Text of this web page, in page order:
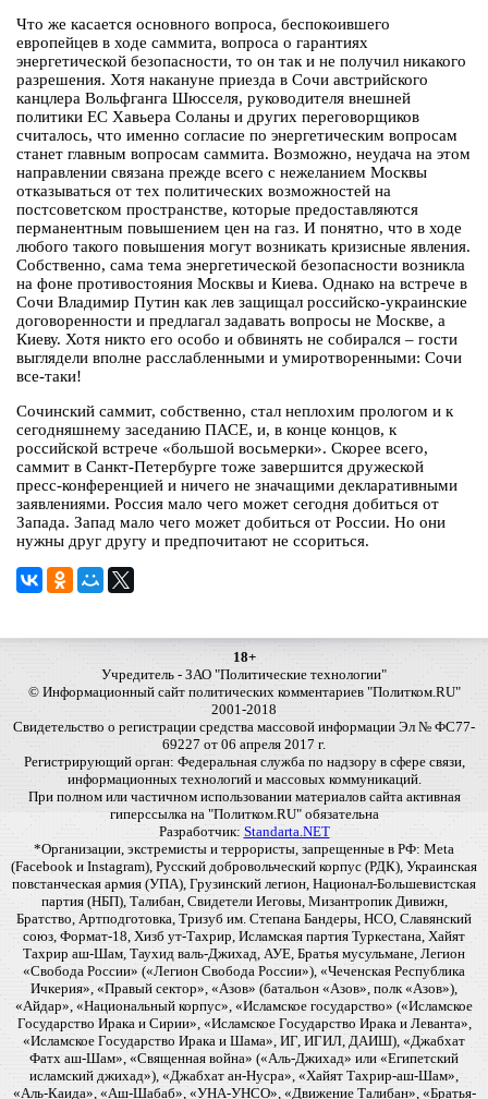
Что же касается основного вопроса, беспокоившего
европейцев в ходе саммита, вопроса о гарантиях
энергетической безопасности, то он так и не получил никакого
разрешения. Хотя накануне приезда в Сочи австрийского
канцлера Вольфганга Шюсселя, руководителя внешней
политики ЕС Хавьера Соланы и других переговорщиков
считалось, что именно согласие по энергетическим вопросам
станет главным вопросам саммита. Возможно, неудача на этом
направлении связана прежде всего с нежеланием Москвы
отказываться от тех политических возможностей на
постсоветском пространстве, которые предоставляются
перманентным повышением цен на газ. И понятно, что в ходе
любого такого повышения могут возникать кризисные явления.
Собственно, сама тема энергетической безопасности возникла
на фоне противостояния Москвы и Киева. Однако на встрече в
Сочи Владимир Путин как лев защищал российско-украинские
договоренности и предлагал задавать вопросы не Москве, а
Киеву. Хотя никто его особо и обвинять не собирался – гости
выглядели вполне расслабленными и умиротворенными: Сочи
все-таки!
Сочинский саммит, собственно, стал неплохим прологом и к
сегодняшнему заседанию ПАСЕ, и, в конце концов, к
российской встрече «большой восьмерки». Скорее всего,
саммит в Санкт-Петербурге тоже завершится дружеской
пресс-конференцией и ничего не значащими декларативными
заявлениями. Россия мало чего может сегодня добиться от
Запада. Запад мало чего может добиться от России. Но они
нужны друг другу и предпочитают не ссориться.
18+
Учредитель - ЗАО "Политические технологии"
© Информационный сайт политических комментариев "Политком.RU"
2001-2018
Свидетельство о регистрации средства массовой информации Эл № ФС77-
69227 от 06 апреля 2017 г.
Регистрирующий орган: Федеральная служба по надзору в сфере связи,
информационных технологий и массовых коммуникаций.
При полном или частичном использовании материалов сайта активная
гиперссылка на "Политком.RU" обязательна
Разработчик: Standarta.NET
*Организации, экстремисты и террористы, запрещенные в РФ: Meta
(Facebook и Instagram), Русский добровольческий корпус (РДК), Украинская
повстанческая армия (УПА), Грузинский легион, Национал-Большевистская
партия (НБП), Талибан, Свидетели Иеговы, Мизантропик Дивижн,
Братство, Артподготовка, Тризуб им. Степана Бандеры, НСО, Славянский
союз, Формат-18, Хизб ут-Тахрир, Исламская партия Туркестана, Хайят
Тахрир аш-Шам, Таухид валь-Джихад, АУЕ, Братья мусульмане, Легион
«Свобода России» («Легион Свобода России»), «Чеченская Республика
Ичкерия», «Правый сектор», «Азов» (батальон «Азов», полк «Азов»),
«Айдар», «Национальный корпус», «Исламское государство» («Исламское
Государство Ирака и Сирии», «Исламское Государство Ирака и Леванта»,
«Исламское Государство Ирака и Шама», ИГ, ИГИЛ, ДАИШ), «Джабхат
Фатх аш-Шам», «Священная война» («Аль-Джихад» или «Египетский
исламский джихад»), «Джабхат ан-Нусра», «Хайят Тахрир-аш-Шам»,
«Аль-Каида», «Аш-Шабаб», «УНА-УНСО», «Движение Талибан», «Братья-